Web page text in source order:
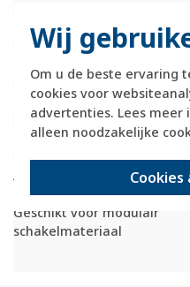
Wij
Om u de beste ervaring
cookies voor
advertenties. Lees meer
alleen noodzakelijke
Beschermingsgraad (IP)
Transparant
Met wartelinvoering
Met kanaalinvoering
Schakelmateriaalbreedte
Schakelmateriaalhoogte
Schakelmateriaaldiepte
Aantal modules (bij
modulair systeem)
Geschikt voor modulair
schakelmateriaal